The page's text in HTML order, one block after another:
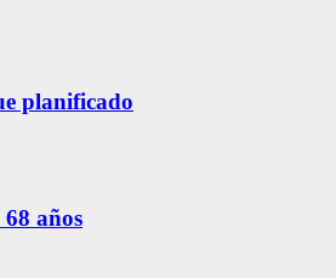
planificado
años